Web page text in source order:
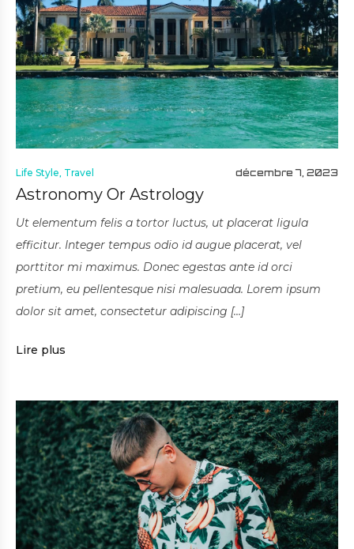
Life Style Travel décembre 7, 2023
Astronomy Or Astrology
Ut elementum felis a tortor luctus, ut placerat ligula
efficitur. Integer tempus odio id augue placerat, vel
porttitor mi maximus. Donec egestas ante id orci
pretium, eu pellentesque nisi malesuada. Lorem ipsum
dolor sit amet, consectetur adipiscing […]
Lire plus